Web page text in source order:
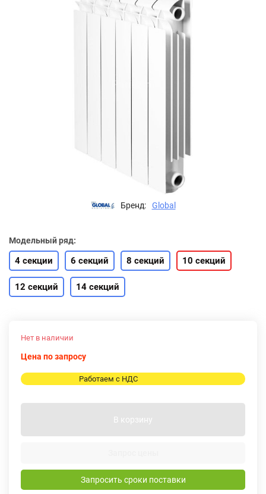
Бренд: Global
Модельный ряд:
4 секции 6 секций 8 секций 10 секций
12 секций 14 секций
Нет в наличии
Цена по запросу
Работаем с НДС
В корзину
Запросить сроки поставки